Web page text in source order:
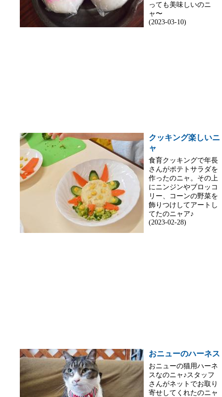
っても美味しいのニ
ャ〜
(2023-03-10)
クッキング楽しいニ
ャ
食育クッキングで年長
さんがポテトサラダを
作ったのニャ。その上
にニンジンやブロッコ
リー、コーンの野菜を
飾りつけしてアートし
てたのニャア♪
(2023-02-28)
おニューのハーネス
おニューの猫用ハーネ
スなのニャ♪スタッフ
さんがネットでお取り
寄せしてくれたのニャ